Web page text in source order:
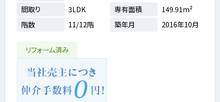
間取り
3LDK 専有面積
149.91m²
階数
11/12階 築年月 2016年10月
リフォーム済み